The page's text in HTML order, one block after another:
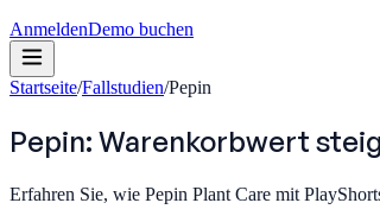
AnmeldenDemo buchen
Startseite/Fallstudien/Pepin
Pepin: Warenkorbwert
Erfahren Sie, wie Pepin Plant Care mit